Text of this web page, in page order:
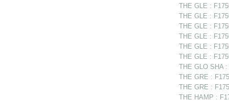
THE GLE :
THE GLE :
THE GLE :
THE GLE :
THE GLE :
THE GLE :
THE GLO SHA
THE GRE :
THE GRE :
THE HAMP :